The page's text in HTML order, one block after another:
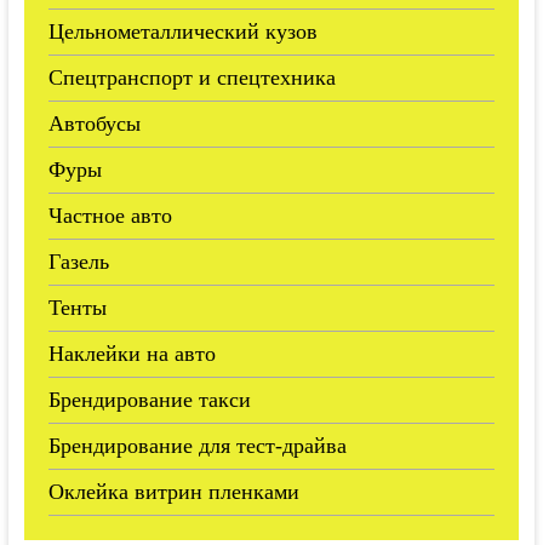
Цельнометаллический кузов
Спецтранспорт и спецтехника
Автобусы
Фуры
Частное авто
Газель
Тенты
Наклейки на авто
Брендирование такси
Брендирование для тест-драйва
Оклейка витрин пленками